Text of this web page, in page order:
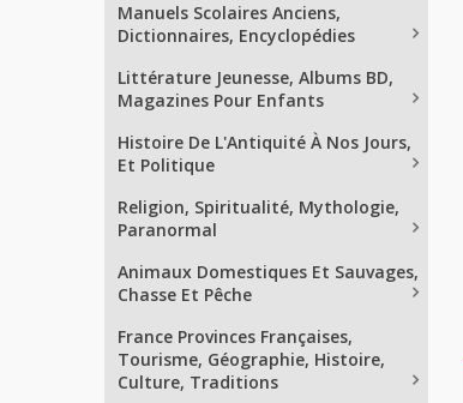
Manuels Scolaires Anciens,
Dictionnaires, Encyclopédies
Littérature Jeunesse, Albums BD,
Magazines Pour Enfants
Histoire De L'Antiquité À Nos Jours,
Et Politique
Religion, Spiritualité, Mythologie,
Paranormal
Animaux Domestiques Et Sauvages,
Chasse Et Pêche
France Provinces Françaises,
Tourisme, Géographie, Histoire,
Culture, Traditions